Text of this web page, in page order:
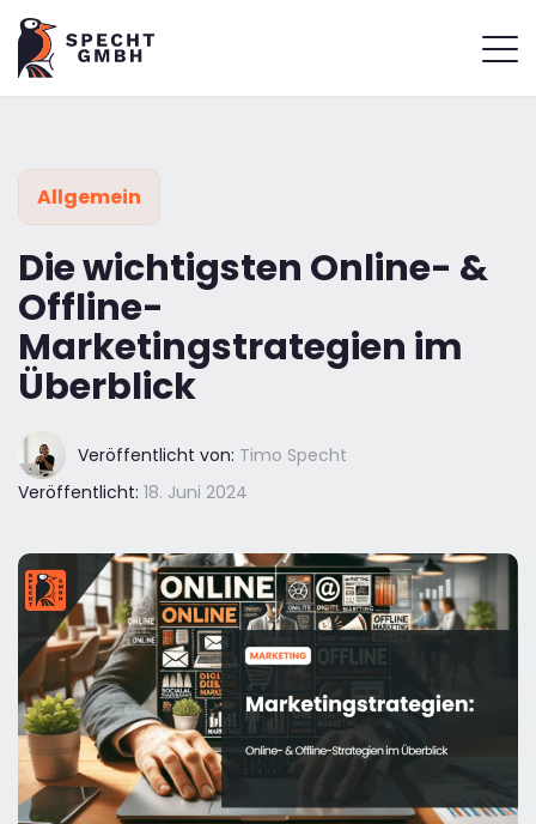
Allgemein
Die wichtigsten Online- &
Offline-
Marketingstrategien im
Überblick
Veröffentlicht von: Timo Specht
Veröffentlicht: 18. Juni 2024